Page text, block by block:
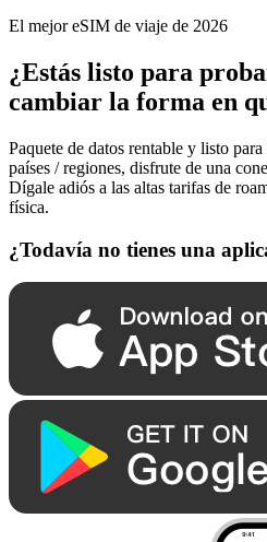
El mejor eSIM de viaje de 2026
¿Estás listo para
cambiar la forma en
Paquete de datos rentable y listo
países / regiones, disfrute de una
Dígale adiós a las altas tarifas de
física.
¿Todavía no tienes una